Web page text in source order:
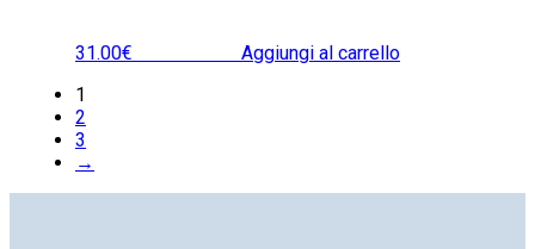
31.00€
Aggiungi al carrello
1
2
3
→